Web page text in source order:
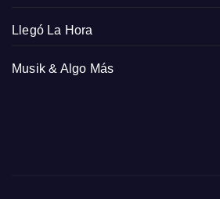
Llegó La Hora
Musik & Algo Más